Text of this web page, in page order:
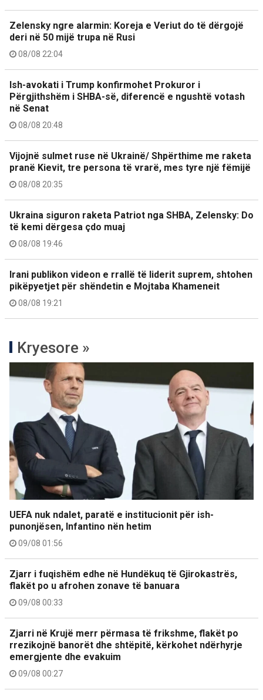
Zelensky ngre alarmin: Koreja e Veriut do të dërgojë
deri në 50 mijë trupa në Rusi
08/08 22:04
Ish-avokati i Trump konfirmohet Prokuror i
Përgjithshëm i SHBA-së, diferencë e ngushtë votash
në Senat
08/08 20:48
Vijojnë sulmet ruse në Ukrainë/ Shpërthime me raketa
pranë Kievit, tre persona të vrarë, mes tyre një fëmijë
08/08 20:35
Ukraina siguron raketa Patriot nga SHBA, Zelensky: Do
të kemi dërgesa çdo muaj
08/08 19:46
Irani publikon videon e rrallë të liderit suprem, shtohen
pikëpyetjet për shëndetin e Mojtaba Khameneit
08/08 19:21
Kryesore »
UEFA nuk ndalet, paratë e institucionit për ish-
punonjësen, Infantino nën hetim
09/08 01:56
Zjarr i fuqishëm edhe në Hundëkuq të Gjirokastrës,
flakët po u afrohen zonave të banuara
09/08 00:33
Zjarri në Krujë merr përmasa të frikshme, flakët po
rrezikojnë banorët dhe shtëpitë, kërkohet ndërhyrje
emergjente dhe evakuim
09/08 00:27